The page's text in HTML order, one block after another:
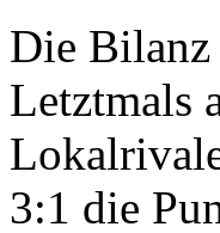
Die Bilanz
Letztmals
3:1 die